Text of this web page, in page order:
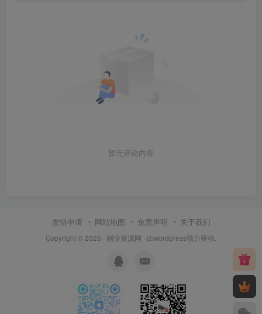
暂无评论内容
友链申请 网站地图 免责声明 关于我们
Copyright © 2025 · 副业资源网 · 由wordpress强力驱动.